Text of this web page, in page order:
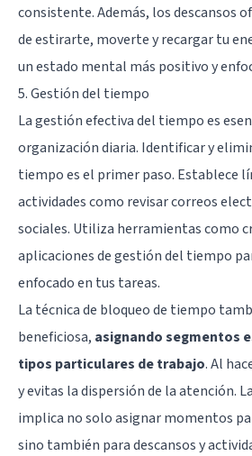
consistente. Además, los descansos
de estirarte, moverte y recargar tu
un estado mental más positivo y
5. Gestión del tiempo
La gestión efectiva del tiempo es
organización diaria. Identificar y
tiempo es el primer paso. Establece
actividades como revisar correos
sociales. Utiliza herramientas como
aplicaciones de gestión del tiempo
enfocado en tus tareas.
La técnica de bloqueo de tiempo
beneficiosa, asignando segmentos
tipos particulares de trabajo. Al
y evitas la dispersión de la atención.
implica no solo asignar momentos
sino también para descansos y